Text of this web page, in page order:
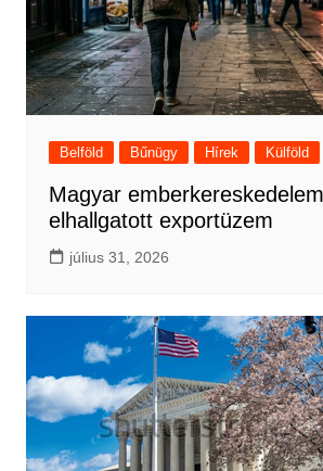
Belföld Bűnügy Hírek Külföld
Magyar
elhallgatott exportüzem
július 31, 2026